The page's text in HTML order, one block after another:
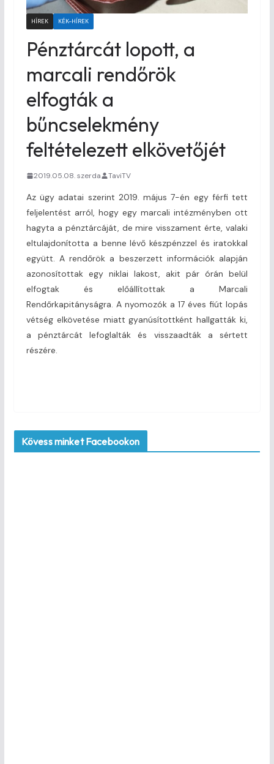
HÍREK KÉK-HÍREK
Pénztárcát lopott, a
marcali rendőrök
elfogták a
bűncselekmény
feltételezett elkövetőjét
2019.05.08. szerda TaviTV
Az ügy adatai szerint 2019. május 7-én egy férfi tett
feljelentést arról, hogy egy marcali intézményben ott
hagyta a pénztárcáját, de mire visszament érte, valaki
eltulajdonította a benne lévő készpénzzel és iratokkal
együtt. A rendőrök a beszerzett információk alapján
azonosítottak egy niklai lakost, akit pár órán belül
elfogtak és előállítottak a Marcali
Rendőrkapitányságra. A nyomozók a 17 éves fiút lopás
vétség elkövetése miatt gyanúsítottként hallgatták ki,
a pénztárcát lefoglalták és visszaadták a sértett
részére.
Kövess minket Facebookon